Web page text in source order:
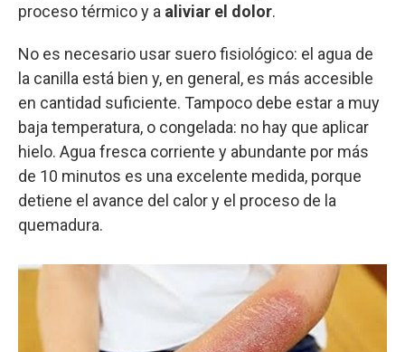
proceso térmico y a aliviar el dolor.
No es necesario usar suero fisiológico: el agua de
la canilla está bien y, en general, es más accesible
en cantidad suficiente. Tampoco debe estar a muy
baja temperatura, o congelada: no hay que aplicar
hielo. Agua fresca corriente y abundante por más
de 10 minutos es una excelente medida, porque
detiene el avance del calor y el proceso de la
quemadura.